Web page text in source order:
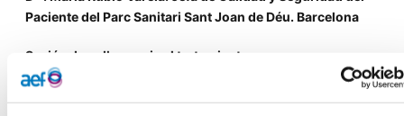
Paciente del Parc Sanitari Sant Joan de Déu. Barcelona
Sesión: La adherencia al tratamiento